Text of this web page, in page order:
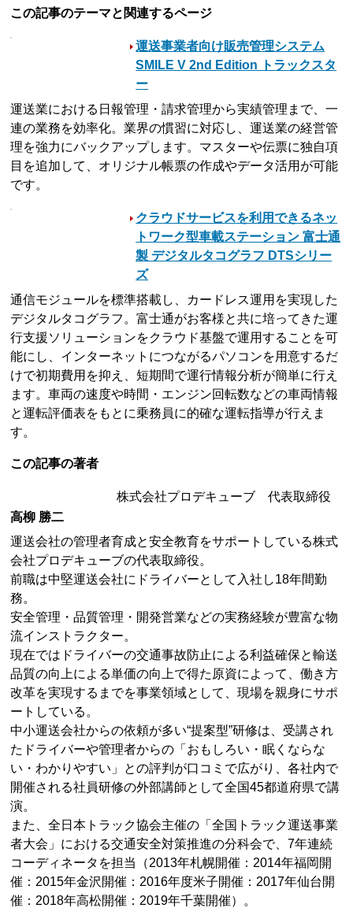
この記事のテーマと関連するページ
運送事業者向け販売管理システム
SMILE V 2nd Edition トラックスタ
ー
運送業における日報管理・請求管理から実績管理まで、一
連の業務を効率化。業界の慣習に対応し、運送業の経営管
理を強力にバックアップします。マスターや伝票に独自項
目を追加して、オリジナル帳票の作成やデータ活用が可能
です。
クラウドサービスを利用できるネッ
トワーク型車載ステーション 富士通
製 デジタルタコグラフ DTSシリー
ズ
通信モジュールを標準搭載し、カードレス運用を実現した
デジタルタコグラフ。富士通がお客様と共に培ってきた運
行支援ソリューションをクラウド基盤で運用することを可
能にし、インターネットにつながるパソコンを用意するだ
けで初期費用を抑え、短期間で運行情報分析が簡単に行え
ます。車両の速度や時間・エンジン回転数などの車両情報
と運転評価表をもとに乗務員に的確な運転指導が行えま
す。
この記事の著者
株式会社プロデキューブ 代表取締役
高柳 勝二
運送会社の管理者育成と安全教育をサポートしている株式
会社プロデキューブの代表取締役。
前職は中堅運送会社にドライバーとして入社し18年間勤
務。
安全管理・品質管理・開発営業などの実務経験が豊富な物
流インストラクター。
現在ではドライバーの交通事故防止による利益確保と輸送
品質の向上による単価の向上で得た原資によって、働き方
改革を実現するまでを事業領域として、現場を親身にサポ
ートしている。
中小運送会社からの依頼が多い“提案型”研修は、受講され
たドライバーや管理者からの「おもしろい・眠くならな
い・わかりやすい」との評判が口コミで広がり、各社内で
開催される社員研修の外部講師として全国45都道府県で講
演。
また、全日本トラック協会主催の「全国トラック運送事業
者大会」における交通安全対策推進の分科会で、7年連続
コーディネータを担当（2013年札幌開催：2014年福岡開
催：2015年金沢開催：2016年度米子開催：2017年仙台開
催：2018年高松開催：2019年千葉開催）。